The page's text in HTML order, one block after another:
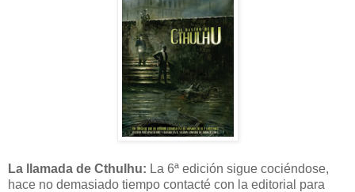
La llamada de Cthulhu: La 6ª edición sigue cociéndose,
hace no demasiado tiempo contacté con la editorial para